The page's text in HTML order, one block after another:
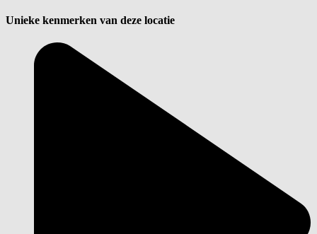
Unieke kenmerken van deze locatie